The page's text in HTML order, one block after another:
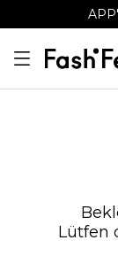
Lütfen